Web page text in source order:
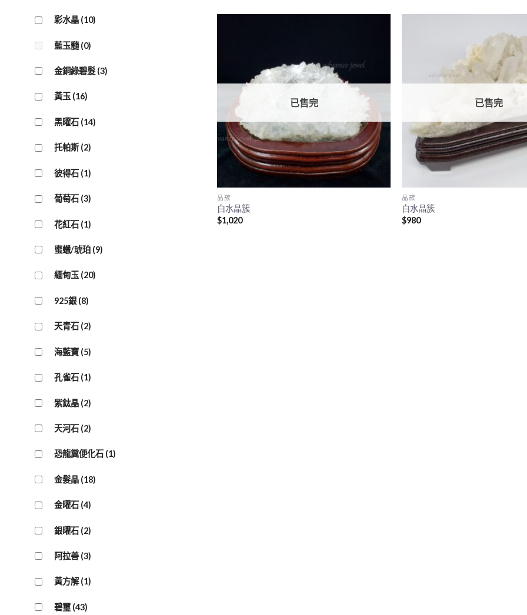
彩水晶 (10)
藍玉髓 (0)
金銅綠碧髮 (3)
黃玉 (16)
黑曜石 (14)
托帕斯 (2)
彼得石 (1)
葡萄石 (3)
花紅石 (1)
蜜蠟/琥珀 (9)
緬甸玉 (20)
925銀 (8)
天青石 (2)
海藍寶 (5)
孔雀石 (1)
紫鈦晶 (2)
天河石 (2)
恐龍糞便化石 (1)
金髮晶 (18)
金曜石 (4)
銀曜石 (2)
阿拉善 (3)
黃方解 (1)
碧璽 (43)
已售完
晶簇
白水晶簇
$1,020
已售完
晶簇
白水晶簇
$980